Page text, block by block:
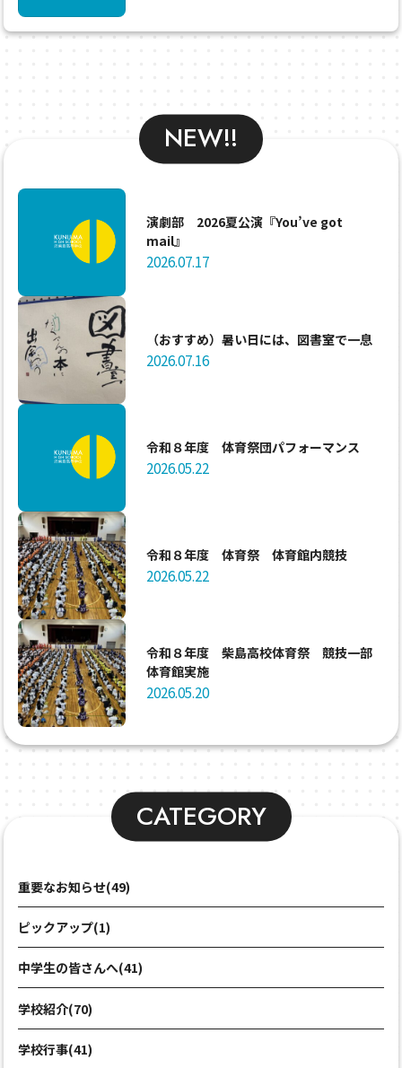
NEW!!
演劇部 2026夏公演『You’ve got
mail』
2026.07.17
（おすすめ）暑い日には、図書室で一息
2026.07.16
令和８年度 体育祭団パフォーマンス
2026.05.22
令和８年度 体育祭 体育館内競技
2026.05.22
令和８年度 柴島高校体育祭 競技一部
体育館実施
2026.05.20
CATEGORY
重要なお知らせ(49)
ピックアップ(1)
中学生の皆さんへ(41)
学校紹介(70)
学校行事(41)